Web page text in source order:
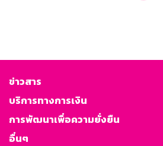
ข่าวสาร
บริการทางการเงิน
การพัฒนาเพื่อความยั่งยืน
อื่นๆ